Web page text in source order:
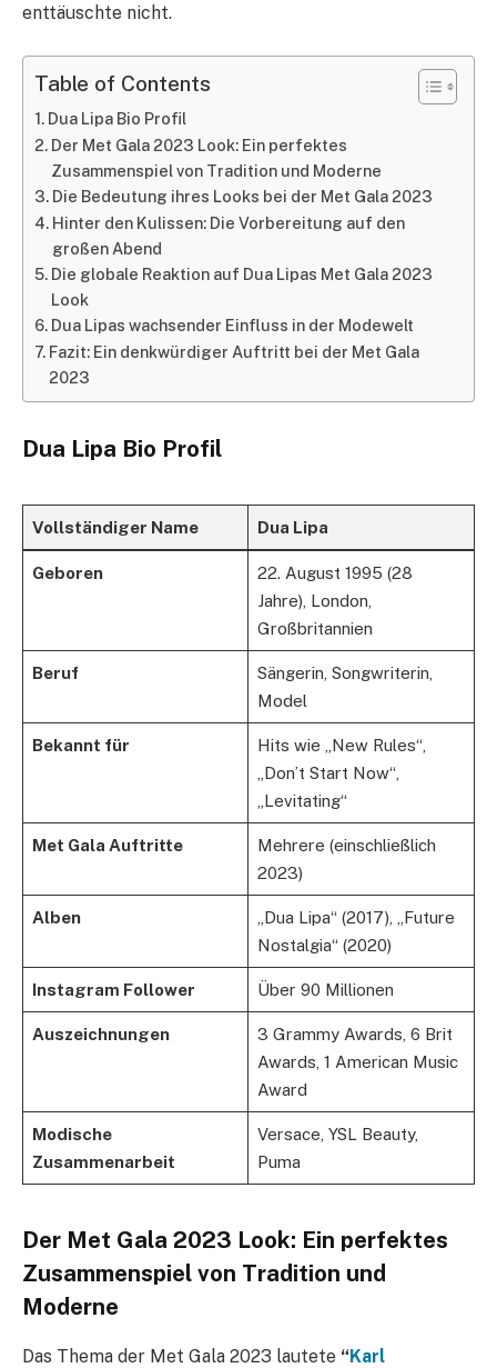
enttäuschte nicht.
Table of Contents
Dua Lipa Bio Profil
Der Met Gala 2023 Look: Ein perfektes
Zusammenspiel von Tradition und Moderne
Die Bedeutung ihres Looks bei der Met Gala 2023
Hinter den Kulissen: Die Vorbereitung auf den
großen Abend
Die globale Reaktion auf Dua Lipas Met Gala 2023
Look
Dua Lipas wachsender Einfluss in der Modewelt
Fazit: Ein denkwürdiger Auftritt bei der Met Gala
2023
Dua Lipa Bio Profil
Vollständiger Name Dua Lipa
Geboren
22. August 1995 (28
Jahre), London,
Großbritannien
Beruf
Sängerin, Songwriterin,
Model
Bekannt für
Hits wie „New Rules“,
„Don’t Start Now“,
„Levitating“
Met Gala Auftritte
Mehrere (einschließlich
2023)
Alben
„Dua Lipa“ (2017), „Future
Nostalgia“ (2020)
Instagram Follower Über 90 Millionen
Auszeichnungen
3 Grammy Awards, 6 Brit
Awards, 1 American Music
Award
Modische
Zusammenarbeit
Versace, YSL Beauty,
Puma
Der Met Gala 2023 Look: Ein perfektes
Zusammenspiel von Tradition und
Moderne
Das Thema der Met Gala 2023 lautete “Karl